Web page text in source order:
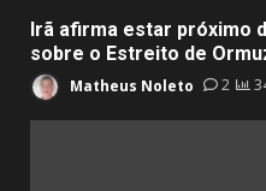
Irã afirma estar próximo
sobre o Estreito de
Matheus Noleto 2